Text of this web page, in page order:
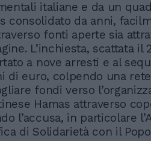
italiane e da un
consolidato da anni,
fonti aperte sia
L’inchiesta, scattata il
a nove arresti e al
di euro, colpendo una
fondi verso
Hamas attraverso
l’accusa, in particolare
di Solidarietà con il
Trump,